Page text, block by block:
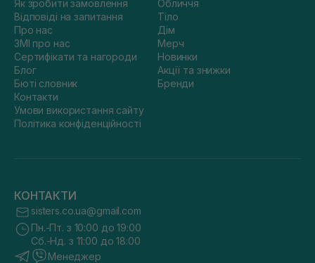
Як зробити замовлення
Відповіді на запитання
Про нас
ЗМІ про нас
Сертифікати та нагороди
Блог
Бюті словник
Контакти
Умови використання сайту
Політика конфіденційності
Обличчя
Тіло
Дім
Мерч
Новинки
Акції та знижки
Бренди
КОНТАКТИ
sisters.co.ua@gmail.com
Пн.-Пт. з 10:00 до 19:00
Сб.-Нд. з 11:00 до 18:00
Менеджер